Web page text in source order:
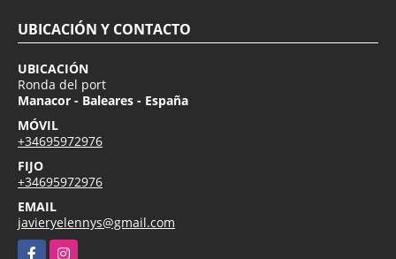
UBICACIÓN Y CONTACTO
UBICACIÓN
Ronda del port
Manacor - Baleares - España
MÓVIL
+34695972976
FIJO
+34695972976
EMAIL
javieryelennys@gmail.com
FacebookInstagram